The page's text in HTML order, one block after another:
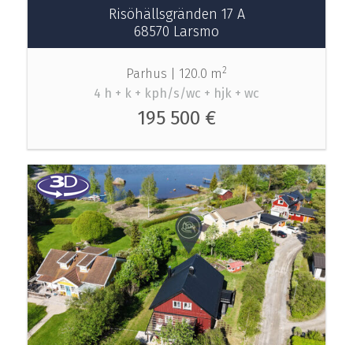
Risöhällsgränden 17 A
68570 Larsmo
Parhus | 120.0 m2
4 h + k + kph/s/wc + hjk + wc
195 500 €